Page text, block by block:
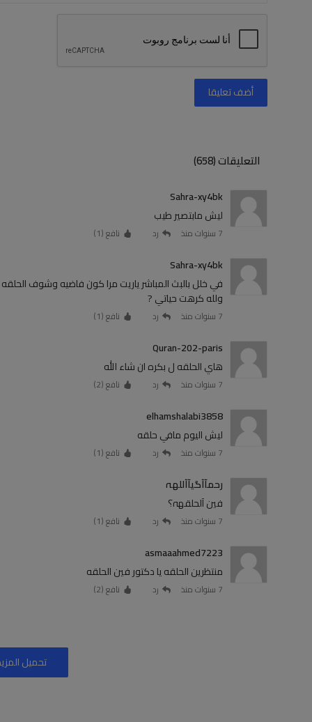
أضف تعليقا
التعليقات (658)
Sahra-xy4bk
ليش مابتصير طيب
7 سنوات منذ رد نافع (1
)
Sahra-xy4bk
في خلل بالبث المباشر ياريت مرا كون فاضيه وشوف
ولله كرهت حياتي ?
7 سنوات منذ رد نافع (1
)
Quran-202-paris
هاي الحلقه ل بكره ان شاء الله
7 سنوات منذ رد نافع (2
)
elhamshalabi3858
ليش اليوم مافي حلقه
7 سنوات منذ رد نافع (1
)
رحمآآگيآآللهہ
فين آلحلقهہ؟
7 سنوات منذ رد نافع (1
)
asmaaahmed7223
منتظرين الحلقه يا دكتور فين الحلقه
7 سنوات منذ رد نافع (2
)
تحميل